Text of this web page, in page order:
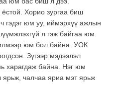
Хорио зургаа биш
гэдэг юм уу, иймэрхүү ажлын
л гэж байгаа юм.
юм бол байна. УОК
Зүгээр мэдээлэл
харагдаж байна. Нэг юм
ярьж, чалчаа яриа мэт ярьж